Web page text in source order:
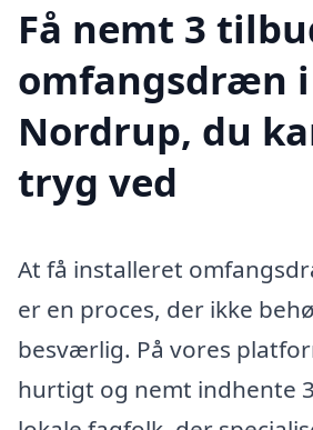
Få nemt 3
omfangsdræn i
Nordrup, du
tryg ved
At få installeret
er en proces, der ikke
besværlig. På vores
hurtigt og nemt indhente